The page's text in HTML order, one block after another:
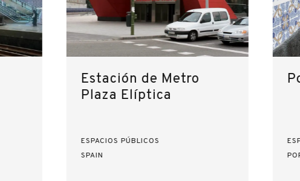
Estación de Metro
Plaza Elíptica
ESPACIOS PÚBLICOS
SPAIN